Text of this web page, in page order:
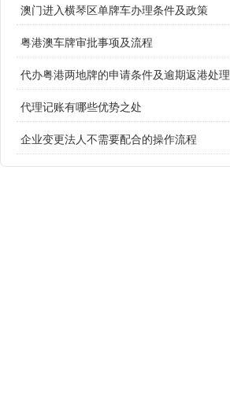
澳门进入横琴区单牌车办理条件及政策
粤港澳车牌审批事项及流程
代办粤港两地牌的申请条件及逾期返港处理
代理记账有哪些优势之处
企业变更法人不需要配合的操作流程